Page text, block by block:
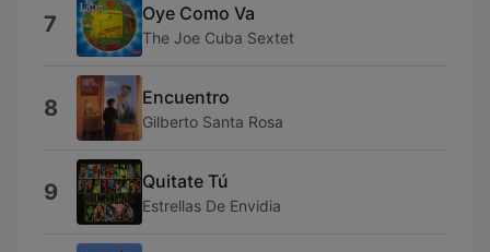
7 Oye Como Va
The Joe Cuba Sextet
8 Encuentro
Gilberto Santa Rosa
9 Quitate Tú
Estrellas De Envidia